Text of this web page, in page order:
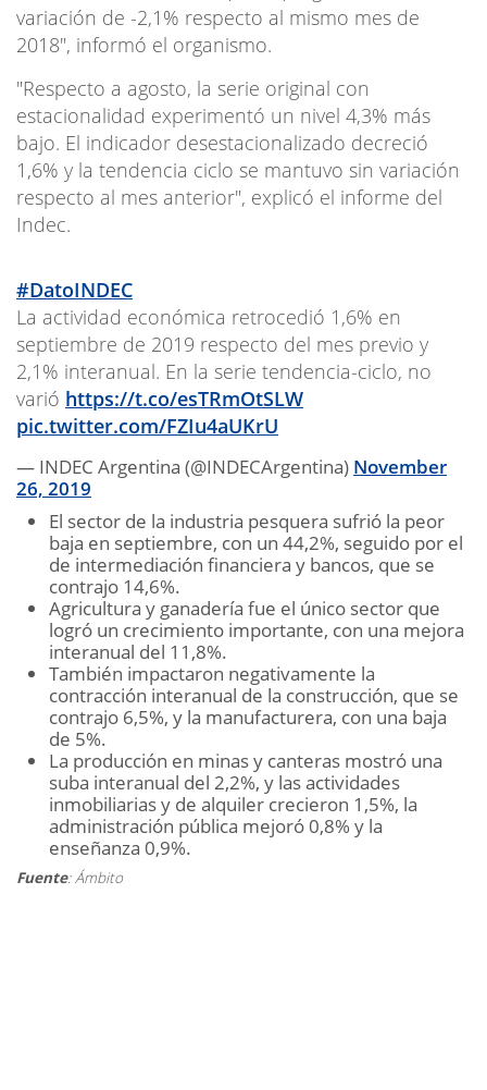
variación de -2,1% respecto al mismo mes de
2018", informó el organismo.
"Respecto a agosto, la serie original con
estacionalidad experimentó un nivel 4,3% más
bajo. El indicador desestacionalizado decreció
1,6% y la tendencia ciclo se mantuvo sin variación
respecto al mes anterior", explicó el informe del
Indec.
#DatoINDEC
La actividad económica retrocedió 1,6% en
septiembre de 2019 respecto del mes previo y
2,1% interanual. En la serie tendencia-ciclo, no
varió https://t.co/esTRmOtSLW
pic.twitter.com/FZIu4aUKrU
— INDEC Argentina (@INDECArgentina) November
26, 2019
El sector de la industria pesquera sufrió la peor
baja en septiembre, con un 44,2%, seguido por el
de intermediación financiera y bancos, que se
contrajo 14,6%.
Agricultura y ganadería fue el único sector que
logró un crecimiento importante, con una mejora
interanual del 11,8%.
También impactaron negativamente la
contracción interanual de la construcción, que se
contrajo 6,5%, y la manufacturera, con una baja
de 5%.
La producción en minas y canteras mostró una
suba interanual del 2,2%, y las actividades
inmobiliarias y de alquiler crecieron 1,5%, la
administración pública mejoró 0,8% y la
enseñanza 0,9%.
Fuente: Ámbito